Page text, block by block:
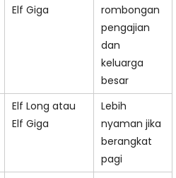
Elf Giga
rombongan
pengajian
dan
keluarga
besar
Elf Long atau
Elf Giga
Lebih
nyaman jika
berangkat
pagi